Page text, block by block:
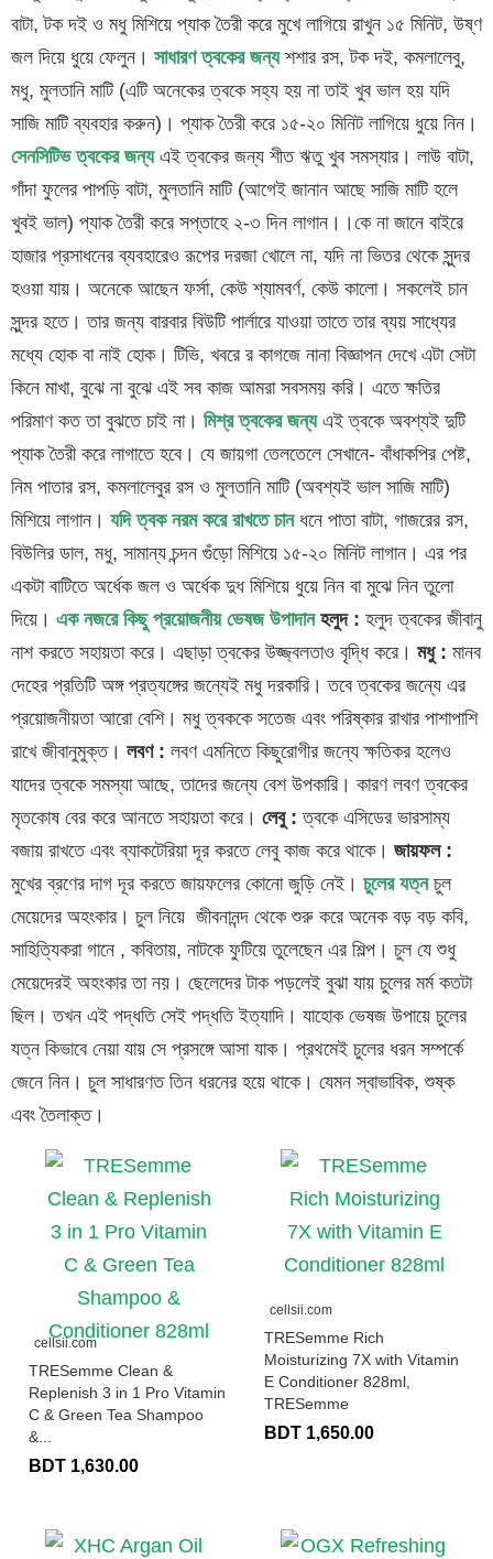
বাটা, টক দই ও মধু মিশিয়ে প্যাক তৈরী করে মুখে লাগিয়ে রাখুন ১৫ মিনিট, উষ্ণ
জল দিয়ে ধুয়ে ফেলুন। সাধারণ ত্বকের জন্য শশার রস, টক দই, কমলালেবু,
মধু, মুলতানি মাটি (এটি অনেকের ত্বকে সহ্য হয় না তাই খুব ভাল হয় যদি
সাজি মাটি ব্যবহার করুন)। প্যাক তৈরী করে ১৫-২০ মিনিট লাগিয়ে ধুয়ে নিন।
সেনসিটিভ ত্বকের জন্যএই ত্বকের জন্য শীত ঋতু খুব সমস্যার। লাউ বাটা,
গাঁদা ফুলের পাপড়ি বাটা, মুলতানি মাটি (আগেই জানান আছে সাজি মাটি হলে
খুবই ভাল) প্যাক তৈরী করে সপ্তাহে ২-৩ দিন লাগান।।কে না জানে বাইরে
হাজার প্রসাধনের ব্যবহারেও রূপের দরজা খোলে না, যদি না ভিতর থেকে সুন্দর
হওয়া যায়। অনেকে আছেন ফর্সা, কেউ শ্যামবর্ণ, কেউ কালো। সকলেই চান
সুন্দর হতে। তার জন্য বারবার বিউটি পার্লারে যাওয়া তাতে তার ব্যয় সাধ্যের
মধ্যে হোক বা নাই হোক। টিভি, খবরে র কাগজে নানা বিজ্ঞাপন দেখে এটা সেটা
কিনে মাখা, বুঝে না বুঝে এই সব কাজ আমরা সবসময় করি। এতে ক্ষতির
পরিমাণ কত তা বুঝতে চাই না। মিশ্র ত্বকের জন্যএই ত্বকে অবশ্যই দুটি
প্যাক তৈরী করে লাগাতে হবে। যে জায়গা তেলতেলে সেখানে- বাঁধাকপির পেষ্ট,
নিম পাতার রস, কমলালেবুর রস ও মুলতানি মাটি (অবশ্যই ভাল সাজি মাটি)
মিশিয়ে লাগান। যদি ত্বক নরম করে রাখতে চানধনে পাতা বাটা, গাজরের রস,
বিউলির ডাল, মধু, সামান্য চন্দন গুঁড়ো মিশিয়ে ১৫-২০ মিনিট লাগান। এর পর
একটা বাটিতে অর্ধেক জল ও অর্ধেক দুধ মিশিয়ে ধুয়ে নিন বা মুঝে নিন তুলো
দিয়ে। এক নজরে কিছু প্রয়োজনীয় ভেষজ উপাদান হলুদ : হলুদ ত্বকের জীবানু
নাশ করতে সহায়তা করে। এছাড়া ত্বকের উজ্জ্বলতাও বৃদ্ধি করে। মধু : মানব
দেহের প্রতিটি অঙ্গ প্রত্যঙ্গের জন্যেই মধু দরকারি। তবে ত্বকের জন্যে এর
প্রয়োজনীয়তা আরো বেশি। মধু ত্বককে সতেজ এবং পরিষ্কার রাখার পাশাপাশি
রাখে জীবানুমুক্ত। লবণ : লবণ এমনিতে কিছুরোগীর জন্যে ক্ষতিকর হলেও
যাদের ত্বকে সমস্যা আছে, তাদের জন্যে বেশ উপকারি। কারণ লবণ ত্বকের
মৃতকোষ বের করে আনতে সহায়তা করে। লেবু : ত্বকে এসিডের ভারসাম্য
বজায় রাখতে এবং ব্যাকটেরিয়া দূর করতে লেবু কাজ করে থাকে। জায়ফল :
মুখের ব্রণের দাগ দূর করতে জায়ফলের কোনো জুড়ি নেই। চুলের যত্নচুল
মেয়েদের অহংকার। চুল নিয়ে জীবনানন্দ থেকে শুরু করে অনেক বড় বড় কবি,
সাহিত্যিকরা গানে , কবিতায়, নাটকে ফুটিয়ে তুলেছেন এর শিল্প। চুল যে শুধু
মেয়েদেরই অহংকার তা নয়। ছেলেদের টাক পড়লেই বুঝা যায় চুলের মর্ম কতটা
ছিল। তখন এই পদ্ধতি সেই পদ্ধতি ইত্যাদি। যাহোক ভেষজ উপায়ে চুলের
যত্ন কিভাবে নেয়া যায় সে প্রসঙ্গে আসা যাক। প্রথমেই চুলের ধরন সম্পর্কে
জেনে নিন। চুল সাধারণত তিন ধরনের হয়ে থাকে। যেমন স্বাভাবিক, শুষ্ক
এবং তৈলাক্ত।
cellsii.com
TRESemme Clean &
Replenish 3 in 1 Pro Vitamin
C & Green Tea Shampoo
&...
BDT 1,630.00
cellsii.com
TRESemme Rich
Moisturizing 7X with Vitamin
E Conditioner 828ml,
TRESemme
BDT 1,650.00